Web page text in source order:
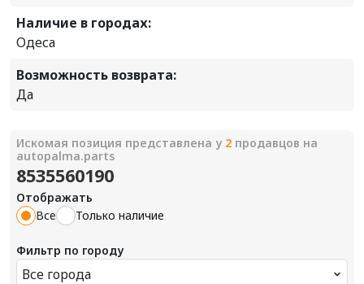
Наличие в городах:
Одеса
Возможность возврата:
Да
Искомая позиция представлена у 2 продавцов на
autopalma.parts
8535560190
Отображать
Все
Только наличие
Фильтр по городу
Все города